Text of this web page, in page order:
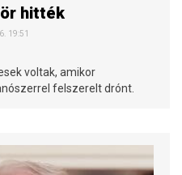
hitték
19:51
voltak, amikor
felszerelt drónt.